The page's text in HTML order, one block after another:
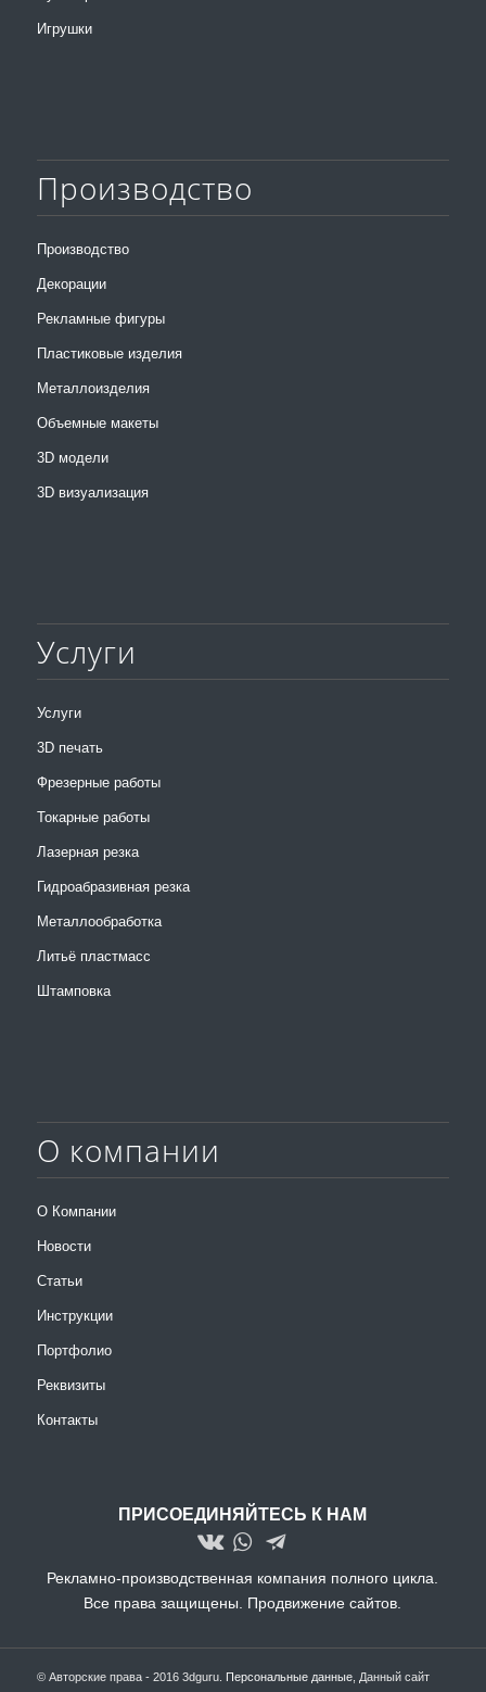
Игрушки
Производство
Производство
Декорации
Рекламные фигуры
Пластиковые изделия
Металлоизделия
Объемные макеты
3D модели
3D визуализация
Услуги
Услуги
3D печать
Фрезерные работы
Токарные работы
Лазерная резка
Гидроабразивная резка
Металлообработка
Литьё пластмасс
Штамповка
О компании
О Компании
Новости
Статьи
Инструкции
Портфолио
Реквизиты
Контакты
ПРИСОЕДИНЯЙТЕСЬ К НАМ
Рекламно-производственная компания полного цикла.
Все права защищены. Продвижение сайтов.
© Авторские права - 2016 3dguru. Персональные данные, Данный сайт